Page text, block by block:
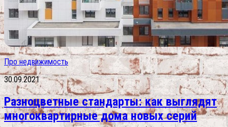
Про недвижимость
30.09.2021
Разноцветные стандарты: как выглядят
многоквартирные дома новых серий